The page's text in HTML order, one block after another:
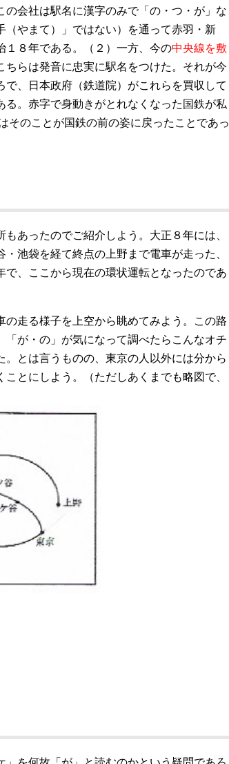
の会社は駅名に漢字のみで「の・つ・が」な
やまて）」ではない）を通って赤羽・新
１８年である。（２）一方、今の中央線を敷
ちらは発音に忠実に駅名をつけた。それが今
、日本政府（鉄道院）がこれらを買収して
。赤字で身動きがとれなくなった国鉄が私
そのことが国鉄の前の姿に戻ったことであっ
あったのでご紹介しよう。大正８年には、
池袋を経て終点の上野まで電車が走った、
、ここから現在の環状運転となったのであ
走る様子を上空から眺めてみよう。この路
が・の」が気になって調べたらこんなオチ
とは言うものの、東京の人以外には分から
とにしよう。（ただしあくまでも略図で、